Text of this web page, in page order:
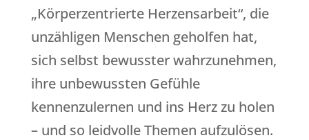
„Körperzentrierte Herzensarbeit“, die
unzähligen Menschen geholfen hat,
sich selbst bewusster wahrzunehmen,
ihre unbewussten Gefühle
kennenzulernen und ins Herz zu holen
– und so leidvolle Themen aufzulösen.